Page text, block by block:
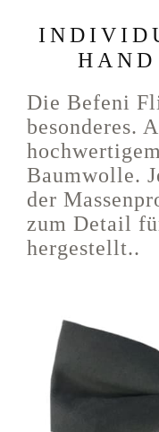
Die Befeni
besonderes.
Baumwolle.
der
zum Detail
hergestellt..